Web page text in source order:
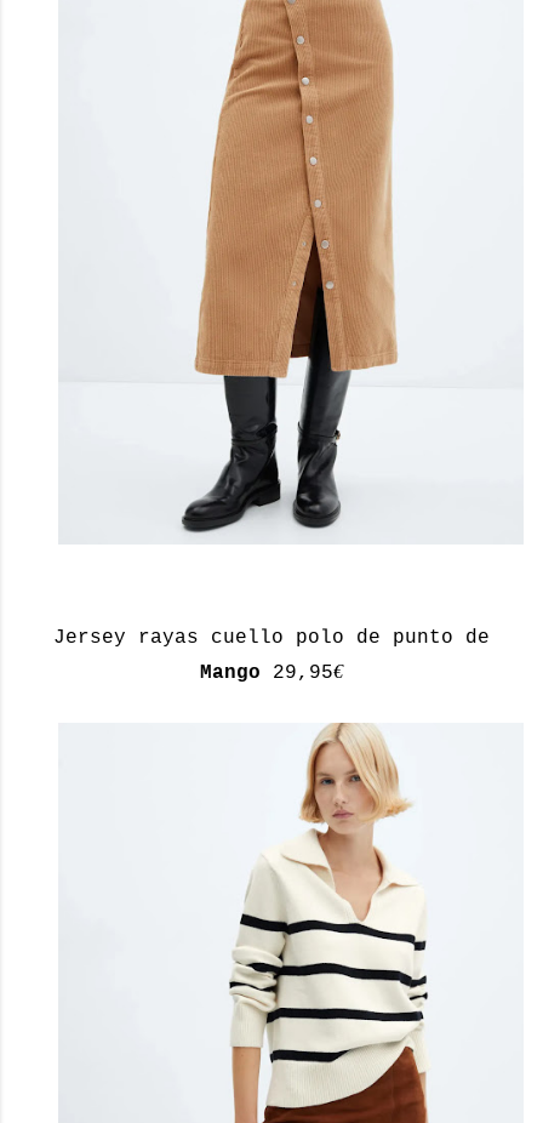
Jersey rayas cuello polo de punto de
Mango 29,95€